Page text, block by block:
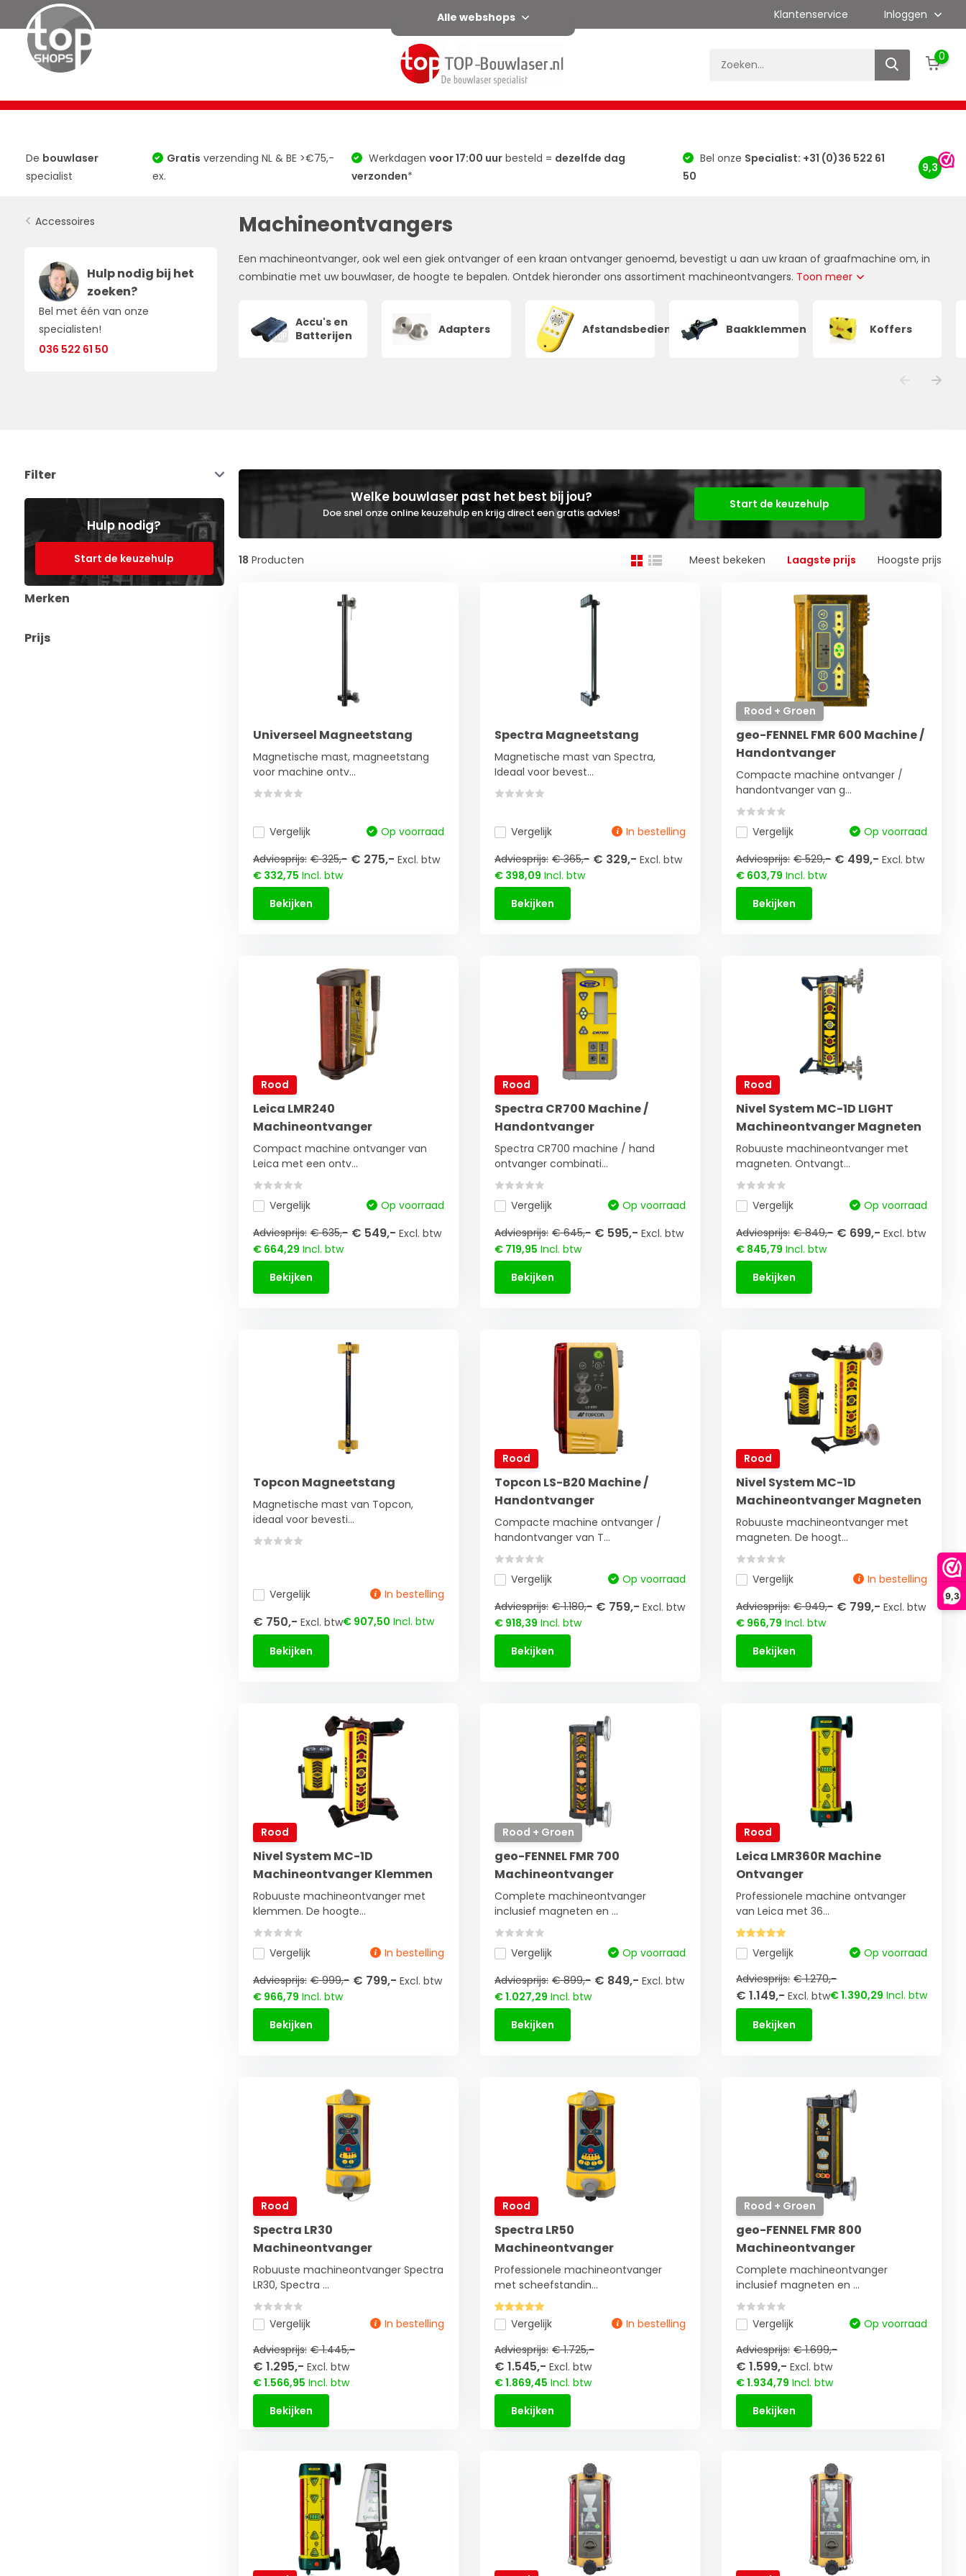
9,3
Alle webshops Klantenservice Inloggen
0
Afschot
De bouwlaser
specialist
Gratis verzending NL & BE >€75,-
ex.
Werkdagen voor 17:00 uurbesteld = dezelfde dag
verzonden*
Bel onze Specialist: +31 (0)36 522 61
50
9,3
Accessoires
Hulp nodig bij het
zoeken?
Bel met één van onze
specialisten!
036 522 61 50
Machineontvangers
Een machineontvanger, ook wel een giek ontvanger of een kraan ontvanger genoemd, bevestigt u aan uw kraan of graafmachine om, in
combinatie met uw bouwlaser, de hoogte te bepalen. Ontdek hieronder ons assortiment machineontvangers. Toon meer
Accu's en
Batterijen
Adapters Afstandsbedieningen Baakklemmen Koffers
Filter
Hulp nodig?
Start de keuzehulp
Merken
Prijs
Welke bouwlaser past het best bij jou?
Doe snel onze online keuzehulp en krijg direct een gratis advies!
Start de keuzehulp
18 Producten Meest bekeken Laagste prijs Hoogste prijs
Universeel Magneetstang
Magnetische mast, magneetstang
voor machine ontv...
Vergelijk
Op voorraad
Adviesprijs: € 325,- € 275,- Excl. btw
€ 332,75 Incl. btw
Bekijken
Spectra Magneetstang
Magnetische mast van Spectra,
Ideaal voor bevest...
Vergelijk
In bestelling
Adviesprijs: € 365,- € 329,- Excl. btw
€ 398,09 Incl. btw
Bekijken
Rood + Groen
geo-FENNEL FMR 600 Machine /
Handontvanger
Compacte machine ontvanger /
handontvanger van g...
Vergelijk
Op voorraad
Adviesprijs: € 529,- € 499,-Excl. btw
€ 603,79 Incl. btw
Bekijken
Rood
Leica LMR240
Machineontvanger
Compact machine ontvanger van
Leica met een ontv...
Vergelijk
Op voorraad
Adviesprijs: € 635,- € 549,- Excl. btw
€ 664,29 Incl. btw
Bekijken
Rood
Spectra CR700 Machine /
Handontvanger
Spectra CR700 machine / hand
ontvanger combinati...
Vergelijk
Op voorraad
Adviesprijs: € 645,- € 595,- Excl. btw
€ 719,95 Incl. btw
Bekijken
Rood
Nivel System MC-1D LIGHT
Machineontvanger Magneten
Robuuste machineontvanger met
magneten. Ontvangt...
Vergelijk
Op voorraad
Adviesprijs: € 849,- € 699,-Excl. btw
€ 845,79 Incl. btw
Bekijken
Topcon Magneetstang
Magnetische mast van Topcon,
ideaal voor bevesti...
Vergelijk In bestelling
€ 750,- Excl. btw€ 907,50 Incl. btw
Bekijken
Rood
Topcon LS-B20 Machine /
Handontvanger
Compacte machine ontvanger /
handontvanger van T...
Vergelijk
Op voorraad
Adviesprijs: € 1.180,- € 759,- Excl. btw
€ 918,39 Incl. btw
Bekijken
Rood
Nivel System MC-1D
Machineontvanger Magneten
Robuuste machineontvanger met
magneten. De hoogt...
Vergelijk
In bestelling
Adviesprijs: € 949,- € 799,-Excl. btw
€ 966,79 Incl. btw
Bekijken
Rood
Nivel System MC-1D
Machineontvanger Klemmen
Robuuste machineontvanger met
klemmen. De hoogte...
Vergelijk
In bestelling
Adviesprijs: € 999,- € 799,- Excl. btw
€ 966,79 Incl. btw
Bekijken
Rood + Groen
geo-FENNEL FMR 700
Machineontvanger
Complete machineontvanger
inclusief magneten en ...
Vergelijk
Op voorraad
Adviesprijs: € 899,- € 849,- Excl. btw
€ 1.027,29 Incl. btw
Bekijken
Rood
Leica LMR360R Machine
Ontvanger
Professionele machine ontvanger
van Leica met 36...
Vergelijk
Op voorraad
Adviesprijs: € 1.270,-
€ 1.149,-Excl. btw€ 1.390,29 Incl. btw
Bekijken
Rood
Spectra LR30
Machineontvanger
Robuuste machineontvanger Spectra
LR30, Spectra ...
Vergelijk
In bestelling
Adviesprijs: € 1.445,-
€ 1.295,- Excl. btw
€ 1.566,95 Incl. btw
Bekijken
Rood
Spectra LR50
Machineontvanger
Professionele machineontvanger
met scheefstandin...
Vergelijk
In bestelling
Adviesprijs: € 1.725,-
€ 1.545,- Excl. btw
€ 1.869,45 Incl. btw
Bekijken
Rood + Groen
geo-FENNEL FMR 800
Machineontvanger
Complete machineontvanger
inclusief magneten en ...
Vergelijk
Op voorraad
Adviesprijs: € 1.699,-
€ 1.599,-Excl. btw
€ 1.934,79 Incl. btw
Bekijken